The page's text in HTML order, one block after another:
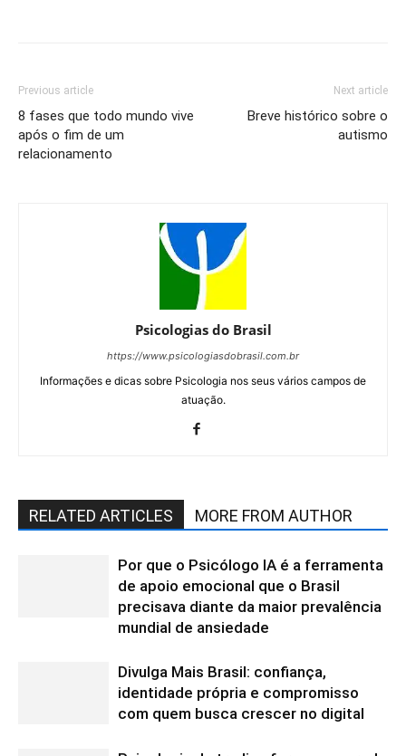
Previous article
8 fases que todo mundo vive
após o fim de um
relacionamento
Next article
Breve histórico sobre o
autismo
Psicologias do Brasil
https://www.psicologiasdobrasil.com.br
Informações e dicas sobre Psicologia nos seus vários campos de
atuação.
RELATED ARTICLES MORE FROM AUTHOR
Por que o Psicólogo IA é a ferramenta
de apoio emocional que o Brasil
precisava diante da maior prevalência
mundial de ansiedade
Divulga Mais Brasil: confiança,
identidade própria e compromisso
com quem busca crescer no digital